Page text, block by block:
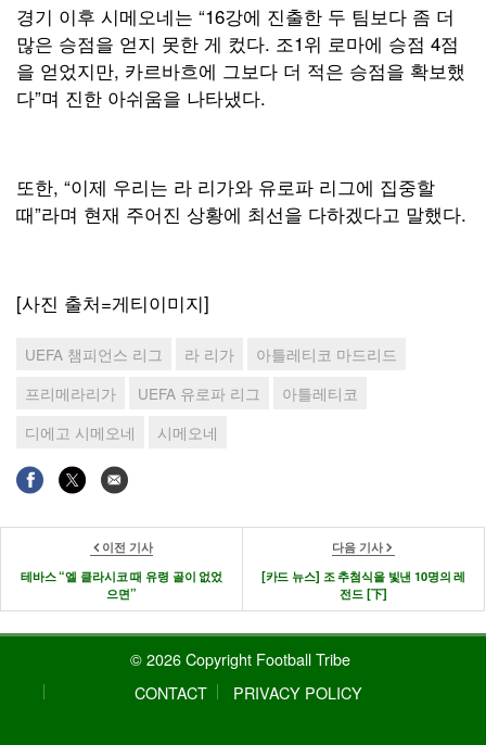
경기 이후 시메오네는 “16강에 진출한 두 팀보다 좀 더
많은 승점을 얻지 못한 게 컸다. 조1위 로마에 승점 4점
을 얻었지만, 카르바흐에 그보다 더 적은 승점을 확보했
다”며 진한 아쉬움을 나타냈다.
또한, “이제 우리는 라 리가와 유로파 리그에 집중할
때”라며 현재 주어진 상황에 최선을 다하겠다고 말했다.
[사진 출처=게티이미지]
UEFA 챔피언스 리그 라 리가
아틀레티코 마드리드
프리메라리가
UEFA 유로파 리그
아틀레티코
디에고 시메오네
시메오네
이전 기사
테바스 “엘 클라시코 때 유령 골이 없었
으면”
다음 기사
[카드 뉴스] 조 추첨식을 빛낸 10명의 레
전드 [下]
© 2026 Copyright Football Tribe
CONTACT
PRIVACY POLICY